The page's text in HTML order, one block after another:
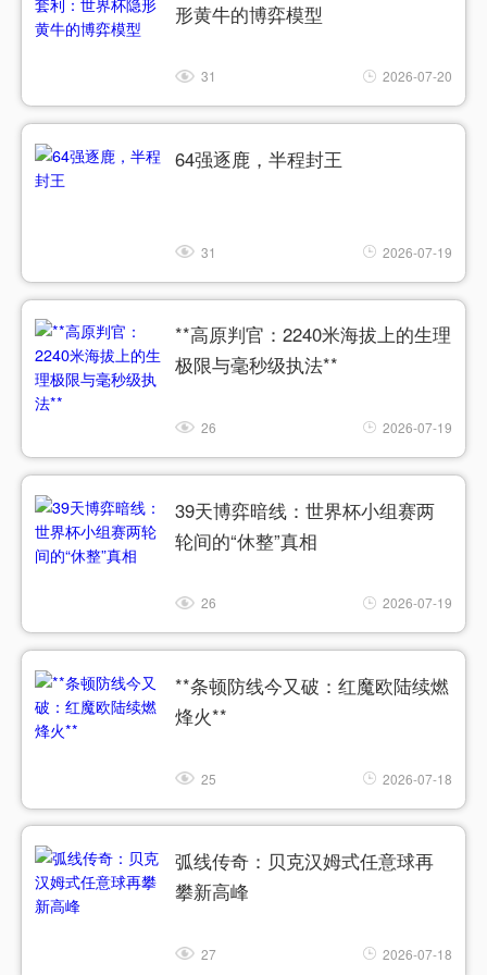
形黄牛的博弈模型
31 2026-07-20
64强逐鹿，半程封王
31 2026-07-19
**高原判官：2240米海拔上的生理
极限与毫秒级执法**
26 2026-07-19
39天博弈暗线：世界杯小组赛两
轮间的“休整”真相
26 2026-07-19
**条顿防线今又破：红魔欧陆续燃
烽火**
25 2026-07-18
弧线传奇：贝克汉姆式任意球再
攀新高峰
27 2026-07-18